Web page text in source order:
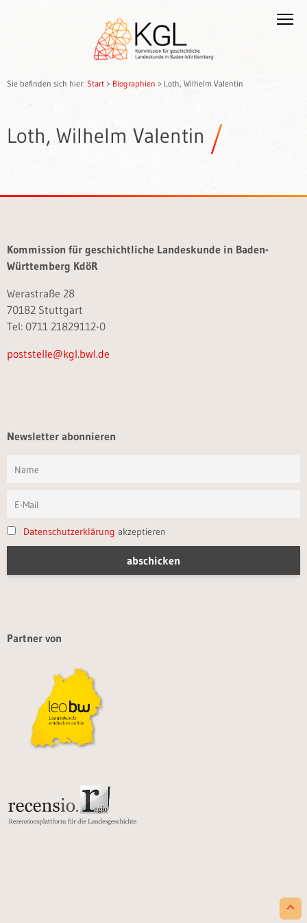
Sie befinden sich hier: Start > Biographien > Loth, Wilhelm Valentin
Loth, Wilhelm Valentin
Kommission für geschichtliche Landeskunde in Baden-
Württemberg KdöR
Werastraße 28
70182 Stuttgart
Tel: 0711 21829112-0
poststelle@kgl.bwl.de
Newsletter abonnieren
Datenschutzerklärung akzeptieren
Partner von